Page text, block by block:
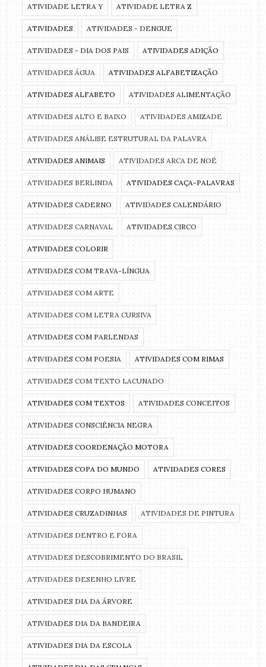
ATIVIDADE LETRA Y ATIVIDADE LETRA Z
ATIVIDADES ATIVIDADES - DENGUE
ATIVIDADES - DIA DOS PAIS ATIVIDADES ADIÇÃO
ATIVIDADES ÁGUA ATIVIDADES ALFABETIZAÇÃO
ATIVIDADES ALFABETO ATIVIDADES ALIMENTAÇÃO
ATIVIDADES ALTO E BAIXO ATIVIDADES AMIZADE
ATIVIDADES ANÁLISE ESTRUTURAL DA PALAVRA
ATIVIDADES ANIMAIS ATIVIDADES ARCA DE NOÉ
ATIVIDADES BERLINDA ATIVIDADES CAÇA-PALAVRAS
ATIVIDADES CADERNO ATIVIDADES CALENDÁRIO
ATIVIDADES CARNAVAL ATIVIDADES CIRCO
ATIVIDADES COLORIR
ATIVIDADES COM TRAVA-LÍNGUA
ATIVIDADES COM ARTE
ATIVIDADES COM LETRA CURSIVA
ATIVIDADES COM PARLENDAS
ATIVIDADES COM POESIA ATIVIDADES COM RIMAS
ATIVIDADES COM TEXTO LACUNADO
ATIVIDADES COM TEXTOS ATIVIDADES CONCEITOS
ATIVIDADES CONSCIÊNCIA NEGRA
ATIVIDADES COORDENAÇÃO MOTORA
ATIVIDADES COPA DO MUNDO ATIVIDADES CORES
ATIVIDADES CORPO HUMANO
ATIVIDADES CRUZADINHAS ATIVIDADES DE PINTURA
ATIVIDADES DENTRO E FORA
ATIVIDADES DESCOBRIMENTO DO BRASIL
ATIVIDADES DESENHO LIVRE
ATIVIDADES DIA DA ÁRVORE
ATIVIDADES DIA DA BANDEIRA
ATIVIDADES DIA DA ESCOLA